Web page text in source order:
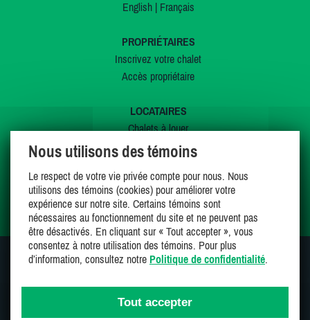
English| Français
PROPRIÉTAIRES
Inscrivez votre chalet
Accès propriétaire
LOCATAIRES
Chalets à louer
Chalets à vendre
Offres spéciales
Mes favoris
SUIVEZ-NOUS SUR
Nous utilisons des témoins
Le respect de votre vie privée compte pour nous. Nous
utilisons des témoins (cookies) pour améliorer votre
expérience sur notre site. Certains témoins sont
nécessaires au fonctionnement du site et ne peuvent pas
être désactivés. En cliquant sur « Tout accepter », vous
consentez à notre utilisation des témoins. Pour plus
d’information, consultez notre Politique de confidentialité.
Tout accepter